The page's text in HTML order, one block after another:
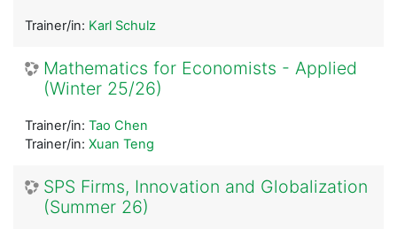
Trainer/in: Karl Schulz
Mathematics for Economists - Applied
(Winter 25/26)
Trainer/in: Tao Chen
Trainer/in: Xuan Teng
SPS Firms, Innovation and Globalization
(Summer 26)